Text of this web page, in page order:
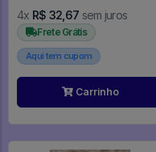
4x R$ 32,67 sem juros
Frete Grátis
Aqui tem cupom
Carrinho